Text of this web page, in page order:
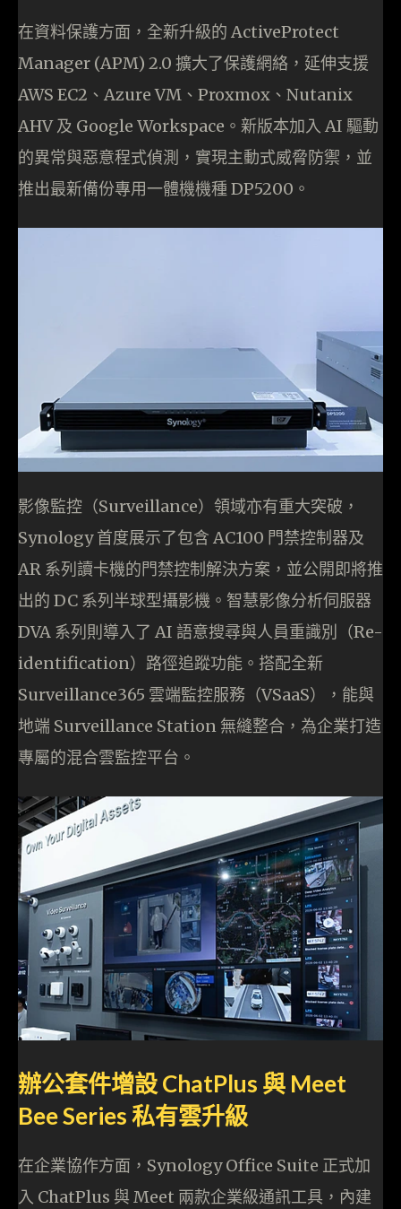
在資料保護方面，全新升級的 ActiveProtect
Manager (APM) 2.0 擴大了保護網絡，延伸支援
AWS EC2、Azure VM、Proxmox、Nutanix
AHV 及 Google Workspace。新版本加入 AI 驅動
的異常與惡意程式偵測，實現主動式威脅防禦，並
推出最新備份專用一體機機種 DP5200。
影像監控（Surveillance）領域亦有重大突破，
Synology 首度展示了包含 AC100 門禁控制器及
AR 系列讀卡機的門禁控制解決方案，並公開即將推
出的 DC 系列半球型攝影機。智慧影像分析伺服器
DVA 系列則導入了 AI 語意搜尋與人員重識別（Re-
identification）路徑追蹤功能。搭配全新
Surveillance365 雲端監控服務（VSaaS），能與
地端 Surveillance Station 無縫整合，為企業打造
專屬的混合雲監控平台。
辦公套件增設 ChatPlus 與 Meet
Bee Series 私有雲升級
在企業協作方面，Synology Office Suite 正式加
入 ChatPlus 與 Meet 兩款企業級通訊工具，內建